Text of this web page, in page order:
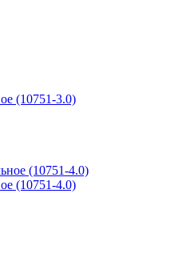
(10751-3.0)
(10751-4.0)